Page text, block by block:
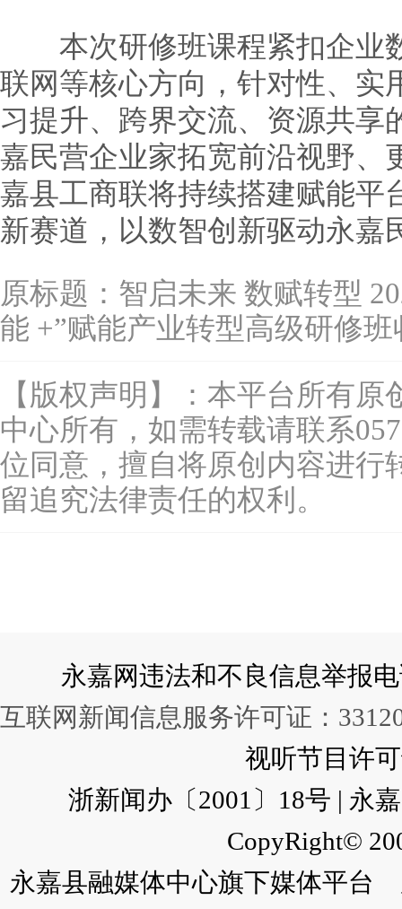
本次研修班课程紧扣企业
联网等核心方向，针对性、实
习提升、跨界交流、资源共享
嘉民营企业家拓宽前沿视野、
嘉县工商联将持续搭建赋能平
新赛道，以数智创新驱动永嘉
原标题： 智启未来 数赋转型
能 +”赋能产业转型高级研修班
【版权声明】：本平台所有
中心所有，如需转载请联系
位同意，擅自将原创内容进行
留追究法律责任的权利。
永嘉网违法和不良信息举报
互联网新闻信息服务许可证：
视听节目许
浙新闻办〔2001〕18号 | 永
CopyRight©
永嘉县融媒体中心旗下媒体平